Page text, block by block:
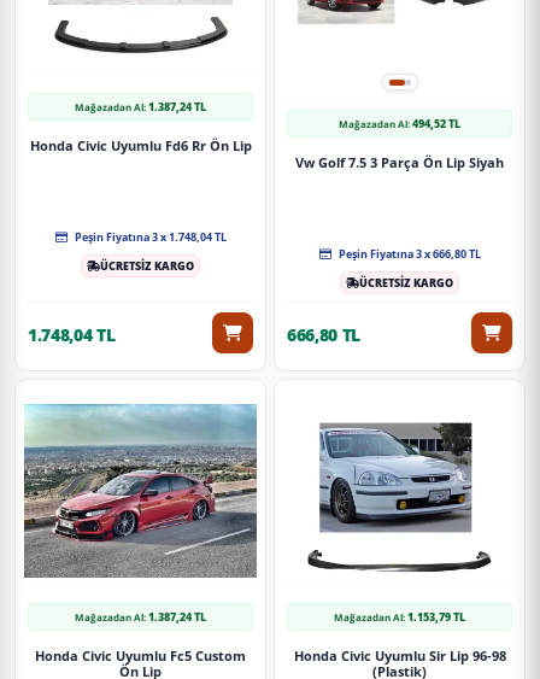
Mağazadan Al:1.387,24 TL
Honda Civic Uyumlu Fd6 Rr Ön Lip
Peşin Fiyatına 3 x 1.748,04 TL
ÜCRETSİZ KARGO
1.748,04 TL
Mağazadan Al:494,52 TL
Vw Golf 7.5 3 Parça Ön Lip Siyah
Peşin Fiyatına 3 x 666,80 TL
ÜCRETSİZ KARGO
666,80 TL
Mağazadan Al:1.387,24 TL
Honda Civic Uyumlu Fc5 Custom
Ön Lip
Mağazadan Al:1.153,79 TL
Honda Civic Uyumlu Sir Lip 96-98
(Plastik)